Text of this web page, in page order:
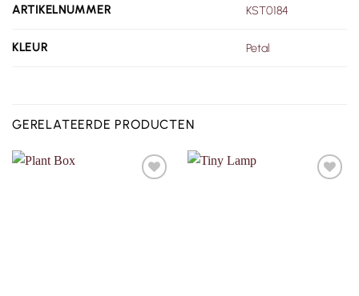
ARTIKELNUMMER KST0184
KLEUR Petal
GERELATEERDE PRODUCTEN